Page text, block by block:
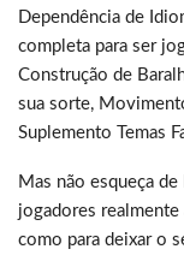
Dependência de
completa para ser
Construção de
sua sorte,
Suplemento Temas
Mas não esqueça
jogadores
como para deixar o